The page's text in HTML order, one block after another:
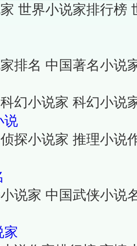
世界小说家排行榜
排名 中国著名小说
幻小说家 科幻小说
说
探小说家 推理小说
说家 中国武侠小说
家